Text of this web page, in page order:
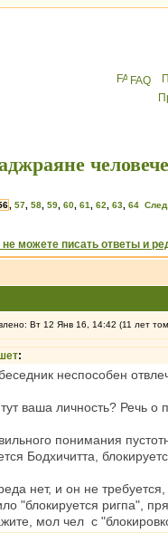
FAQ
57 58 59 60 61 62 63 64
Вт 12 Янв 16, 14:42 (11 лет
:
неспособен
ваша личность? Речь о
понимания
Бодхичитта,
нет, и он не
"блокируется ригпа",
мол чел с